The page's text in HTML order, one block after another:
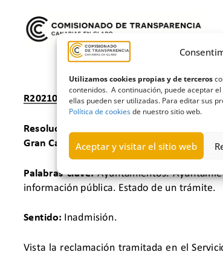
Utilizamos cookies propias y de terceros
contenidos. A continuación, puede aceptar
ellas pueden ser utilizadas. Para editar sus
Política de cookiesde nuestro sitio web.
Aceptar y visitar el sitio web